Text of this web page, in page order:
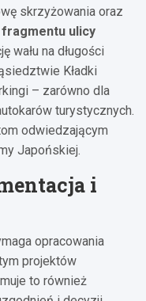
skrzyżowania oraz
ulicy
wału na długości
Kładki
– zarówno dla
turystycznych.
odwiedzającym
Japońskiej.
i
opracowania
projektów
to również